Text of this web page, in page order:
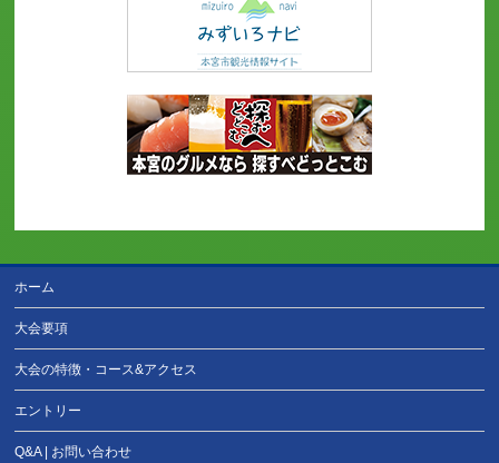
ホーム
大会要項
大会の特徴・コース&アクセス
エントリー
Q&A | お問い合わせ